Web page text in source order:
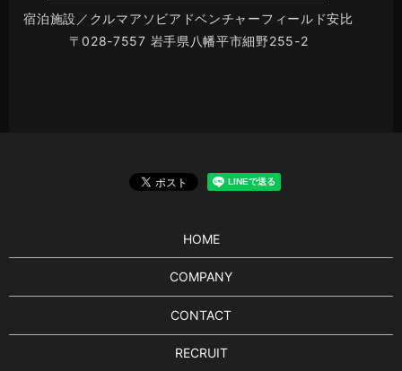
宿泊施設／クルマアソビアドベンチャーフィールド安比
〒028-7557 岩手県八幡平市細野255-2
HOME
COMPANY
CONTACT
RECRUIT